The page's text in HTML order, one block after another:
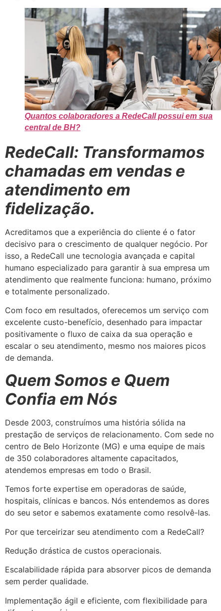
Quantos colaboradores a RedeCall possui em sua
central de BH?
RedeCall: Transformamos
chamadas em vendas e
atendimento em
fidelização.
Acreditamos que a experiência do cliente é o fator
decisivo para o crescimento de qualquer negócio. Por
isso, a RedeCall une tecnologia avançada e capital
humano especializado para garantir à sua empresa um
atendimento que realmente funciona: humano, próximo
e totalmente personalizado.
Com foco em resultados, oferecemos um serviço com
excelente custo-benefício, desenhado para impactar
positivamente o fluxo de caixa da sua operação e
escalar o seu atendimento, mesmo nos maiores picos
de demanda.
Quem Somos e Quem
Confia em Nós
Desde 2003, construímos uma história sólida na
prestação de serviços de relacionamento. Com sede no
centro de Belo Horizonte (MG) e uma equipe de mais
de 350 colaboradores altamente capacitados,
atendemos empresas em todo o Brasil.
Temos forte expertise em operadoras de saúde,
hospitais, clínicas e bancos. Nós entendemos as dores
do seu setor e sabemos exatamente como resolvê-las.
Por que terceirizar seu atendimento com a RedeCall?
Redução drástica de custos operacionais.
Escalabilidade rápida para absorver picos de demanda
sem perder qualidade.
Implementação ágil e eficiente, com flexibilidade para